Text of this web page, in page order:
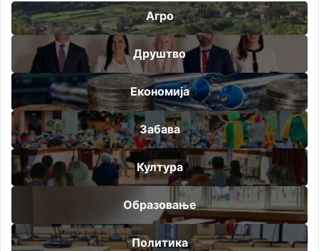
Агро
Друштво
Економија
Забава
Култура
Образовање
Политика